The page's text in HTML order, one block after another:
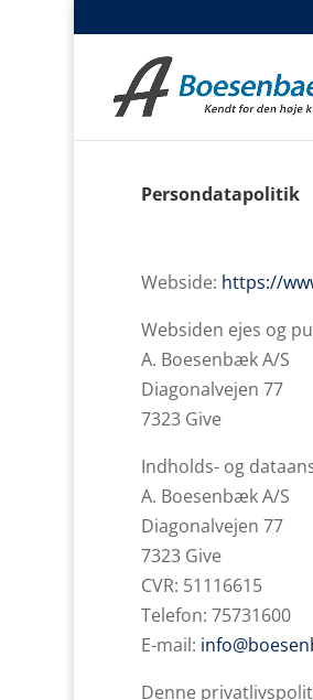
Persondatapolitik
Webside: https://
Websiden ejes og
A. Boesenbæk A/S
Diagonalvejen 77
7323 Give
Indholds- og
A. Boesenbæk A/S
Diagonalvejen 77
7323 Give
CVR: 51116615
Telefon: 75731600
E-mail:
Denne